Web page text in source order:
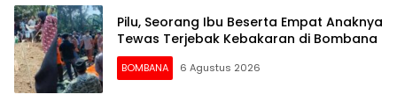
Pilu, Seorang Ibu Beserta Empat Anaknya
Tewas Terjebak Kebakaran di Bombana
BOMBANA 6 Agustus 2026